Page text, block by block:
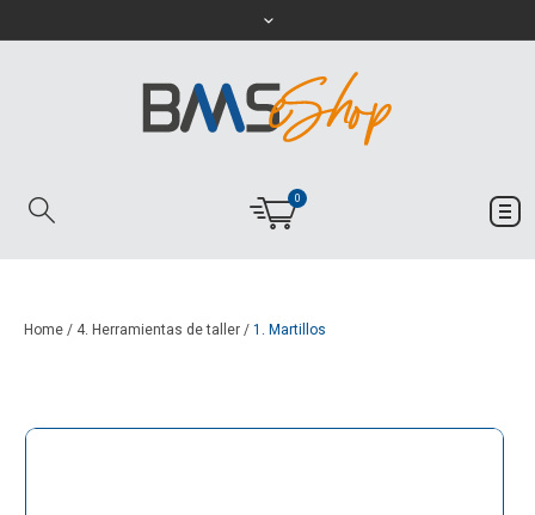
0
Home/ 4. Herramientas de taller/1. Martillos